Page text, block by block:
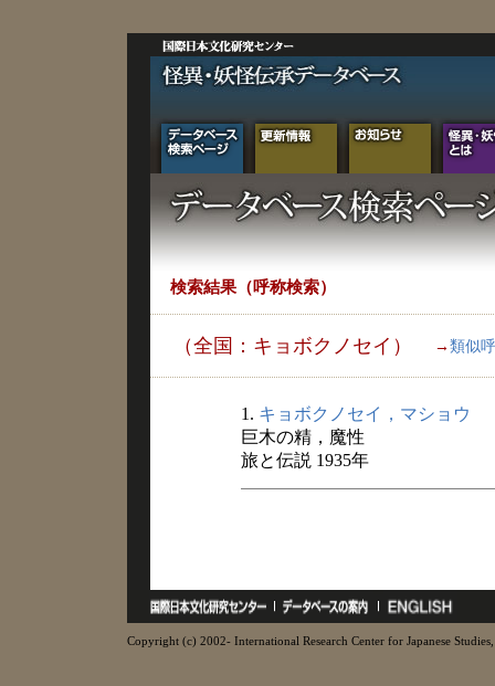
検索結果（呼称検索）
（全国：キョボクノセイ） → 類似
1. キョボクノセイ，マショウ
巨木の精，魔性
旅と伝説 1935年
Copyright (c) 2002- International Research Center for Japanese